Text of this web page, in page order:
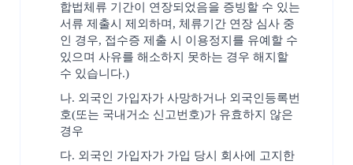
합법체류 기간이 연장되었음을 증빙할 수 있는
서류 제출시 제외하며, 체류기간 연장 심사 중
인 경우, 접수증 제출 시 이용정지를 유예할 수
있으며 사유를 해소하지 못하는 경우 해지할
수 있습니다.)
나. 외국인 가입자가 사망하거나 외국인등록번
호(또는 국내거소 신고번호)가 유효하지 않은
경우
다. 외국인 가입자가 가입 당시 회사에 고지한